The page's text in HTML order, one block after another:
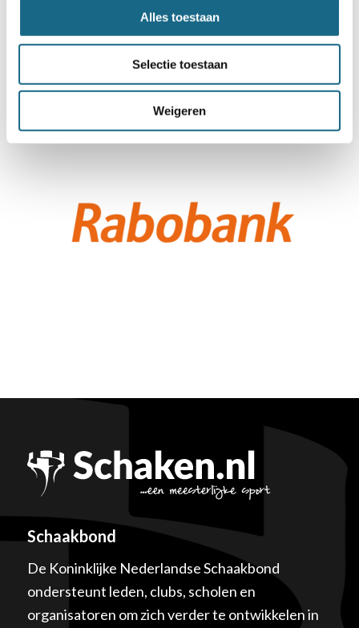
Alles toestaan
Selectie toestaan
Weigeren
Schaakbond
De Koninklijke Nederlandse Schaakbond
ondersteunt leden, clubs, scholen en
organisatoren om zich verder te ontwikkelen in